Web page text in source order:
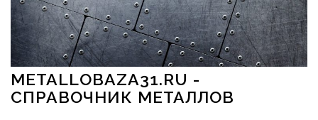
Перейти к содержимому
METALLOBAZA31.RU -
СПРАВОЧНИК МЕТАЛЛОВ